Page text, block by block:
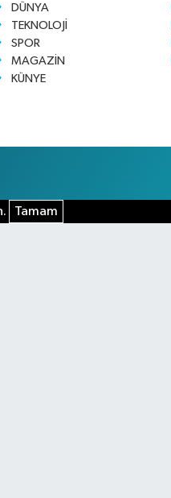
DÜNYA
TEKNOLOJİ
SPOR
MAGAZİN
KÜNYE
Tamam